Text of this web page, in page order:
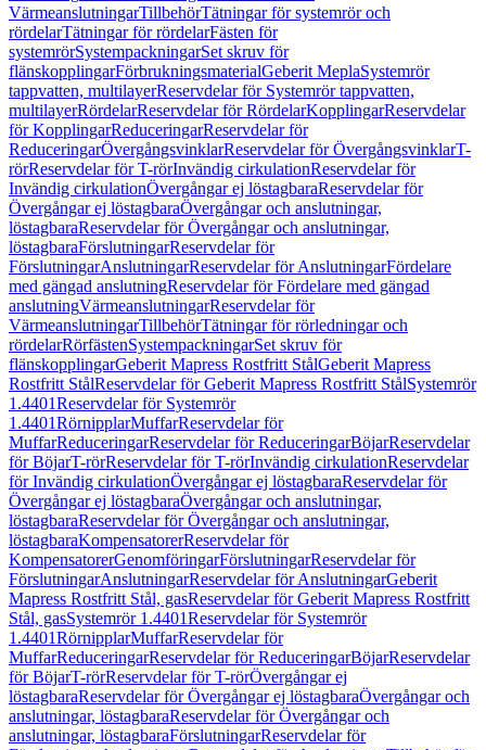
VärmeanslutningarTillbehörTätningar för systemrör och
rördelarTätningar för rördelarFästen för
systemrörSystempackningarSet skruv för
flänskopplingarFörbrukningsmaterialGeberit MeplaSystemrör
tappvatten, multilayerReservdelar för Systemrör tappvatten,
multilayerRördelarReservdelar för RördelarKopplingarReservdelar
för KopplingarReduceringarReservdelar för
ReduceringarÖvergångsvinklarReservdelar för ÖvergångsvinklarT-
rörReservdelar för T-rörInvändig cirkulationReservdelar för
Invändig cirkulationÖvergångar ej löstagbaraReservdelar för
Övergångar ej löstagbaraÖvergångar och anslutningar,
löstagbaraReservdelar för Övergångar och anslutningar,
löstagbaraFörslutningarReservdelar för
FörslutningarAnslutningarReservdelar för AnslutningarFördelare
med gängad anslutningReservdelar för Fördelare med gängad
anslutningVärmeanslutningarReservdelar för
VärmeanslutningarTillbehörTätningar för rörledningar och
rördelarRörfästenSystempackningarSet skruv för
flänskopplingarGeberit Mapress Rostfritt StålGeberit Mapress
Rostfritt StålReservdelar för Geberit Mapress Rostfritt StålSystemrör
1.4401Reservdelar för Systemrör
1.4401RörnipplarMuffarReservdelar för
MuffarReduceringarReservdelar för ReduceringarBöjarReservdelar
för BöjarT-rörReservdelar för T-rörInvändig cirkulationReservdelar
för Invändig cirkulationÖvergångar ej löstagbaraReservdelar för
Övergångar ej löstagbaraÖvergångar och anslutningar,
löstagbaraReservdelar för Övergångar och anslutningar,
löstagbaraKompensatorerReservdelar för
KompensatorerGenomföringarFörslutningarReservdelar för
FörslutningarAnslutningarReservdelar för AnslutningarGeberit
Mapress Rostfritt Stål, gasReservdelar för Geberit Mapress Rostfritt
Stål, gasSystemrör 1.4401Reservdelar för Systemrör
1.4401RörnipplarMuffarReservdelar för
MuffarReduceringarReservdelar för ReduceringarBöjarReservdelar
för BöjarT-rörReservdelar för T-rörÖvergångar ej
löstagbaraReservdelar för Övergångar ej löstagbaraÖvergångar och
anslutningar, löstagbaraReservdelar för Övergångar och
anslutningar, löstagbaraFörslutningarReservdelar för